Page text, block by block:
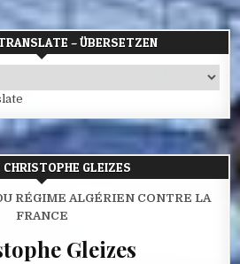
– ÜBERSETZEN
GLEIZES
RÉGIME ALGÉRIEN CONTRE LA
FRANCE
Gleizes